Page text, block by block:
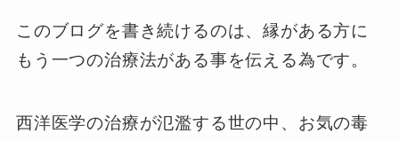
このブログを書き続けるのは、縁がある方に
もう一つの治療法がある事を伝える為です。
西洋医学の治療が氾濫する世の中、お気の毒